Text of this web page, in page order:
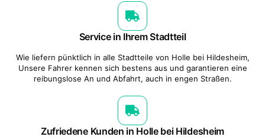
Service in Ihrem Stadtteil
Wie liefern pünktlich in alle Stadtteile von Holle bei Hildesheim,
Unsere Fahrer kennen sich bestens aus und garantieren eine
reibungslose An und Abfahrt, auch in engen Straßen.
Zufriedene Kunden in Holle bei Hildesheim